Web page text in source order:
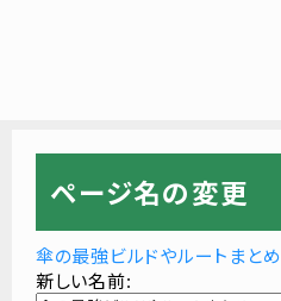
ページ名の変更
傘の最強ビルドやルートまとめ
新しい名前: